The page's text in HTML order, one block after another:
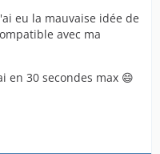
eu la mauvaise idée de
avec ma
en 30 secondes max 😄